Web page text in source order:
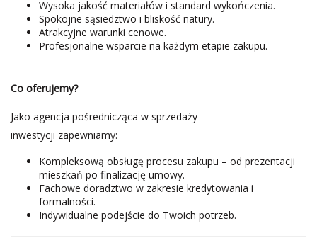
Wysoka jakość materiałów i standard wykończenia.
Spokojne sąsiedztwo i bliskość natury.
Atrakcyjne warunki cenowe.
Profesjonalne wsparcie na każdym etapie zakupu.
Co oferujemy?
Jako agencja pośrednicząca w sprzedaży
inwestycji zapewniamy:
Kompleksową obsługę procesu zakupu – od prezentacji
mieszkań po finalizację umowy.
Fachowe doradztwo w zakresie kredytowania i
formalności.
Indywidualne podejście do Twoich potrzeb.